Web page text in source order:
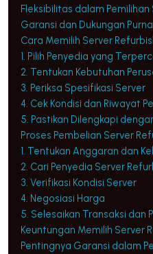
Fleksibilitas dalam Pemilihan
Garansi dan Dukungan
Cara Memilih Server
1. Pilih Penyedia yang
2. Tentukan Kebutuhan
3. Periksa Spesifikasi Server
4. Cek Kondisi dan Riwayat
5. Pastikan Dilengkapi
Proses Pembelian Server
1. Tentukan Anggaran dan
2. Cari Penyedia Server
3. Verifikasi Kondisi Server
4. Negosiasi Harga
5. Selesaikan Transaksi dan
Keuntungan Memilih Server
Pentingnya Garansi dalam